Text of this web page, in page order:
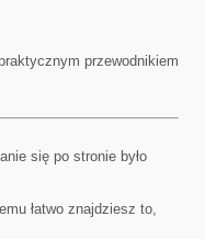
przewodnikiem
się po stronie było
łatwo znajdziesz to,